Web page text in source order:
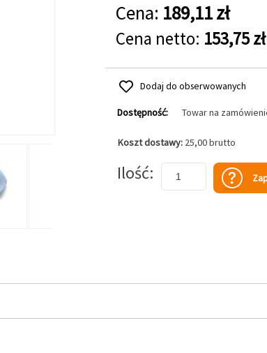
Cena: 189,11 zł
Cena netto: 153,75 zł
Dodaj do obserwowanych
Dostępność: Towar na
Koszt dostawy: 25,00 brutto
Ilość